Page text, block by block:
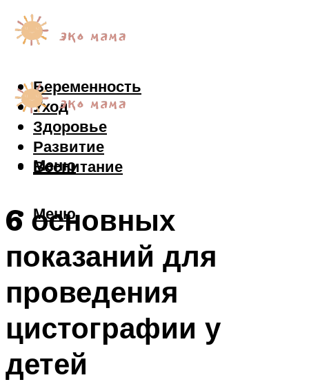
Беременность
Уход
Здоровье
Развитие
Воспитание
Меню
Меню
6 основных
показаний для
проведения
цистографии у
детей